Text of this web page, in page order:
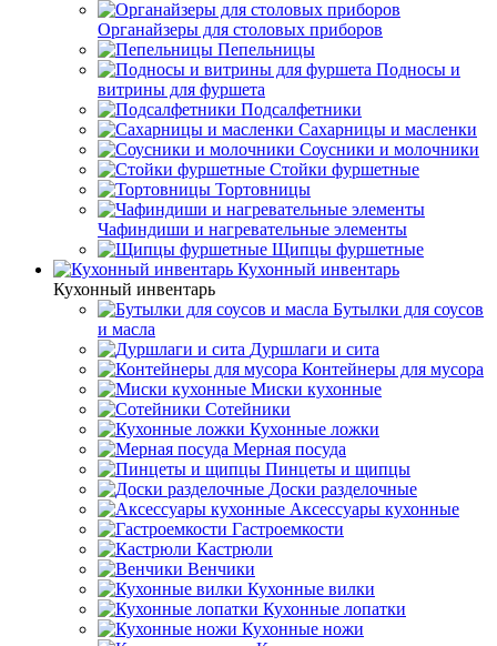
Органайзеры для столовых приборов
Пепельницы
Подносы и
витрины для фуршета
Подсалфетники
Сахарницы и масленки
Соусники и молочники
Стойки фуршетные
Тортовницы
Чафиндиши и нагревательные элементы
Щипцы фуршетные
Кухонный инвентарь
Кухонный инвентарь
Бутылки для соусов
и масла
Дуршлаги и сита
Контейнеры для мусора
Миски кухонные
Сотейники
Кухонные ложки
Мерная посуда
Пинцеты и щипцы
Доски разделочные
Аксессуары кухонные
Гастроемкости
Кастрюли
Венчики
Кухонные вилки
Кухонные лопатки
Кухонные ножи